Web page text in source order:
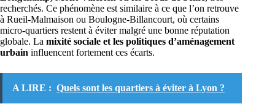
recherchés. Ce phénomène est similaire à ce que l’on retrouve
à Rueil-Malmaison ou Boulogne-Billancourt, où certains
micro-quartiers restent à éviter malgré une bonne réputation
globale. La mixité sociale et les politiques d’aménagement
urbain influencent fortement ces écarts.
A LIRE : Quels sont les quartiers à éviter à Lyon ?